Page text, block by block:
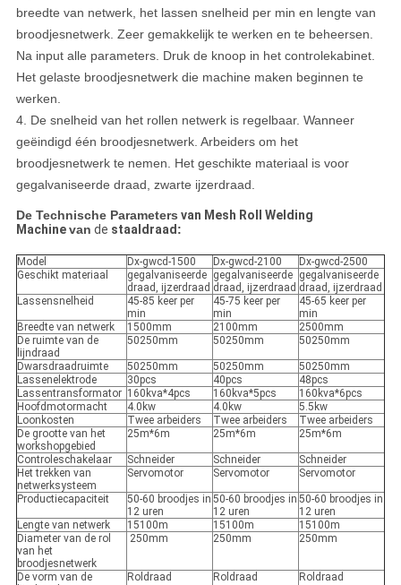
breedte van netwerk, het lassen snelheid per min en lengte van
broodjesnetwerk. Zeer gemakkelijk te werken en te beheersen.
Na input alle parameters. Druk de knoop in het controlekabinet.
Het gelaste broodjesnetwerk die machine maken beginnen te
werken.
4. De snelheid van het rollen netwerk is regelbaar. Wanneer
geëindigd één broodjesnetwerk. Arbeiders om het
broodjesnetwerk te nemen. Het geschikte materiaal is voor
gegalvaniseerde draad, zwarte ijzerdraad.
De Technische Parameters van Mesh Roll Welding
Machinevan de staaldraad:
Model Dx-gwcd-1500 Dx-gwcd-2100
Dx-gwcd-2500
Geschikt materiaal
gegalvaniseerde
draad, ijzerdraad
gegalvaniseerde
draad, ijzerdraad
gegalvaniseerde
draad, ijzerdraad
Lassensnelheid
45-85 keer per
min
45-75 keer per
min
45-65 keer per
min
Breedte van netwerk
1500mm 2100mm
2500mm
De ruimte van de
lijndraad
50250mm 50250mm 50250mm
Dwarsdraadruimte 50250mm 50250mm
50250mm
Lassenelektrode
30pcs 40pcs
48pcs
Lassentransformator 160kva*4pcs 160kva*5pcs
160kva*6pcs
Hoofdmotormacht
4.0kw 4.0kw
5.5kw
Loonkosten
Twee arbeiders Twee arbeiders
Twee arbeiders
De grootte van het
workshopgebied
25m*6m 25m*6m 25m*6m
Controleschakelaar Schneider Schneider
Schneider
Het trekken van
netwerksysteem
Servomotor Servomotor Servomotor
Productiecapaciteit
50-60 broodjes in
12 uren
50-60 broodjes in
12 uren
50-60 broodjes in
12 uren
Lengte van netwerk
15100m 15100m
15100m
Diameter van de rol
van het
broodjesnetwerk
250mm 250mm 250mm
De vorm van de
Roldraad Roldraad Roldraad